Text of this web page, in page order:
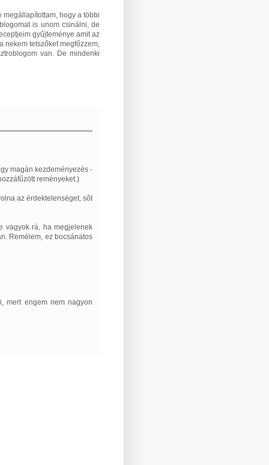
megállapítottam, hogy a többi
is unom csinálni, de
gyűjteménye amit az
nekem tetszőket megfőzzem,
van. De mindenki
magán kezdeményezés -
reményeket.)
az érdektelenséget, sőt
vagyok rá, ha megjelenek
Remélem, ez bocsánatos
mert engem nem nagyon